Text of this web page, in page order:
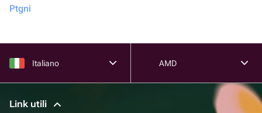
Ptgni
Italiano AMD
Link utili